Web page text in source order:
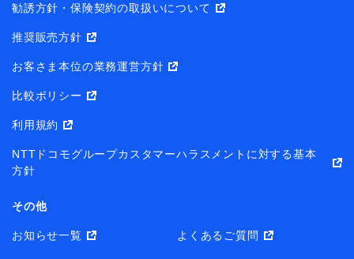
勧誘方針・保険契約の取扱いについて
推奨販売方針
お客さま本位の業務運営方針
比較ポリシー
利用規約
NTTドコモグループカスタマーハラスメントに対する基本
方針
その他
お知らせ一覧 よくあるご質問